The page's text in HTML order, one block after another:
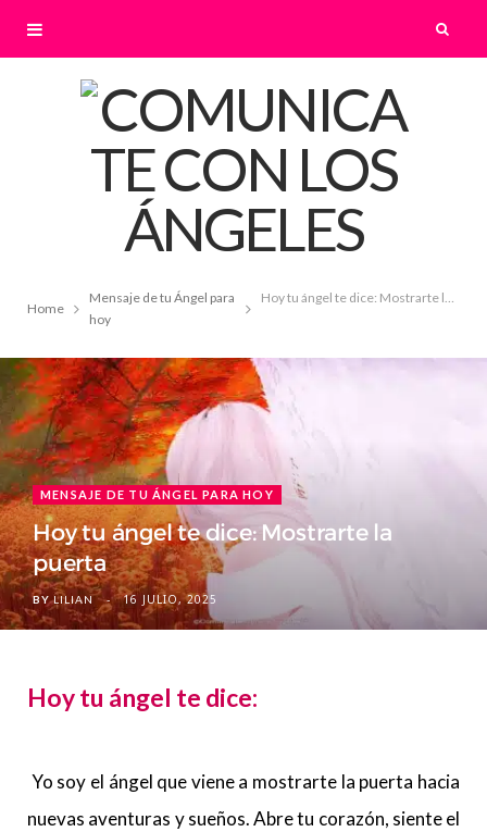
Home
Mensaje de tu Ángel para
hoy
Hoy tu ángel te dice: Mostrarte la puerta
MENSAJE DE TU ÁNGEL PARA HOY
Hoy tu ángel te dice: Mostrarte la
puerta
BY LILIAN 16 JULIO, 2025
Hoy tu ángel te dice:
Yo soy el ángel que viene a mostrarte la puerta hacia
nuevas aventuras y sueños. Abre tu corazón, siente el